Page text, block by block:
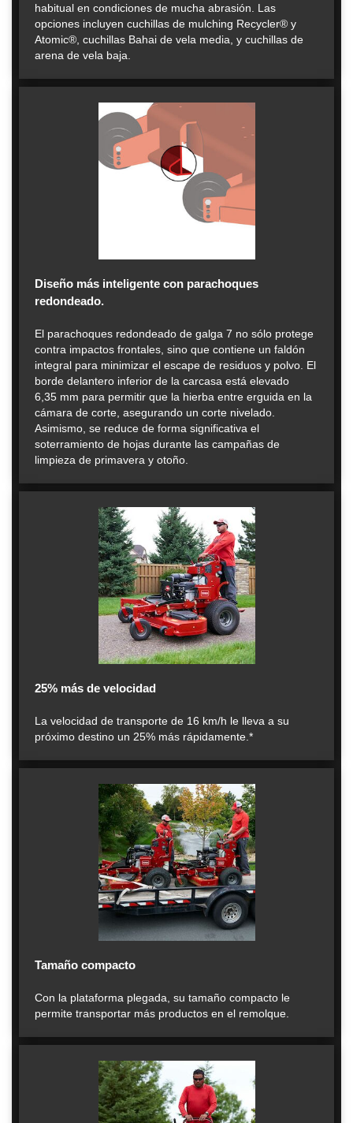
habitual en condiciones de mucha abrasión. Las
opciones incluyen cuchillas de mulching Recycler® y
Atomic®, cuchillas Bahai de vela media, y cuchillas de
arena de vela baja.
Diseño más inteligente con parachoques
redondeado.
El parachoques redondeado de galga 7 no sólo protege
contra impactos frontales, sino que contiene un faldón
integral para minimizar el escape de residuos y polvo. El
borde delantero inferior de la carcasa está elevado
6,35 mm para permitir que la hierba entre erguida en la
cámara de corte, asegurando un corte nivelado.
Asimismo, se reduce de forma significativa el
soterramiento de hojas durante las campañas de
limpieza de primavera y otoño.
25% más de velocidad
La velocidad de transporte de 16 km/h le lleva a su
próximo destino un 25% más rápidamente.*
Tamaño compacto
Con la plataforma plegada, su tamaño compacto le
permite transportar más productos en el remolque.